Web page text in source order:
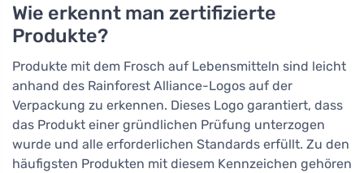
Wie erkennt man zertifizierte
Produkte?
Produkte mit dem Frosch auf Lebensmitteln sind leicht
anhand des Rainforest Alliance-Logos auf der
Verpackung zu erkennen. Dieses Logo garantiert, dass
das Produkt einer gründlichen Prüfung unterzogen
wurde und alle erforderlichen Standards erfüllt. Zu den
häufigsten Produkten mit diesem Kennzeichen gehören